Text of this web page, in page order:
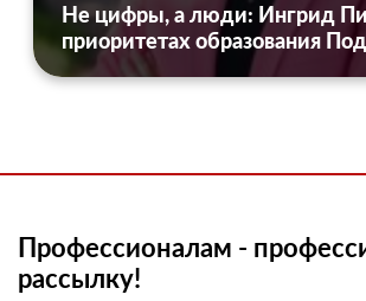
Не цифры, а люди: Ингрид
приоритетах образования
Профессионалам -
рассылку!